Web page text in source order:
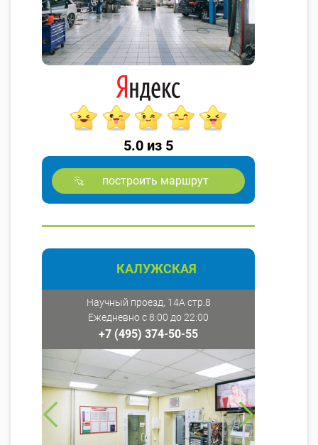
5.0 из 5
построить маршрут
КАЛУЖСКАЯ
Научный проезд, 14А стр.8
Ежедневно с 8:00 до 22:00
+7 (495) 374-50-55